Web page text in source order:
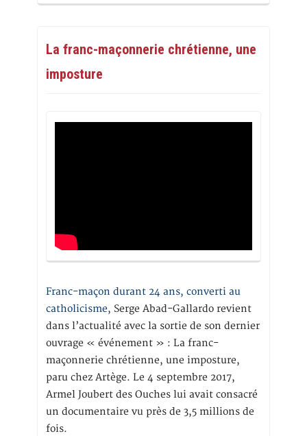
La franc-maçonnerie chrétienne, une
imposture
Franc-maçon durant 24 ans, converti au
catholicisme, Serge Abad-Gallardo revient
dans l’actualité avec la sortie de son dernier
ouvrage « événement » : La franc-
maçonnerie chrétienne, une imposture,
paru chez Artège. Le 4 septembre 2017,
Armel Joubert des Ouches lui avait consacré
un documentaire vu près de 3,5 millions de
fois.